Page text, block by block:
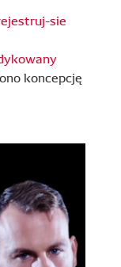
sie
koncepcję